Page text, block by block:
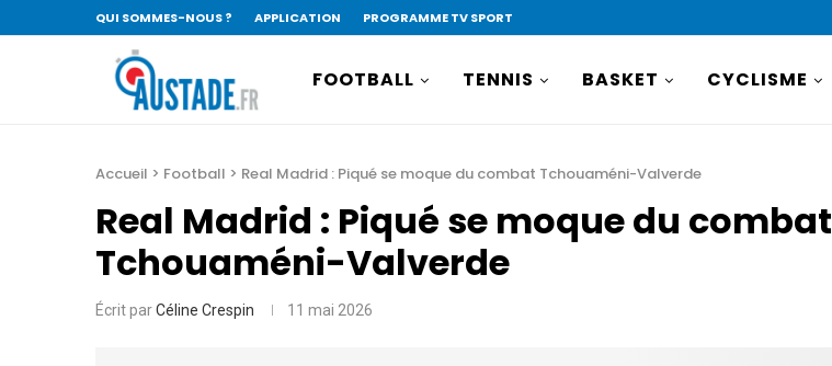
QUI SOMMES-NOUS ? APPLICATION PROGRAMME TV SPORT
FOOTBALL TENNIS BASKET CYCLISME
Accueil > Football > Real Madrid : Piqué se moque du combat Tchouaméni-Valverde
Real Madrid : Piqué se moque du combat
Tchouaméni-Valverde
Écrit parCéline Crespin 11 mai 2026